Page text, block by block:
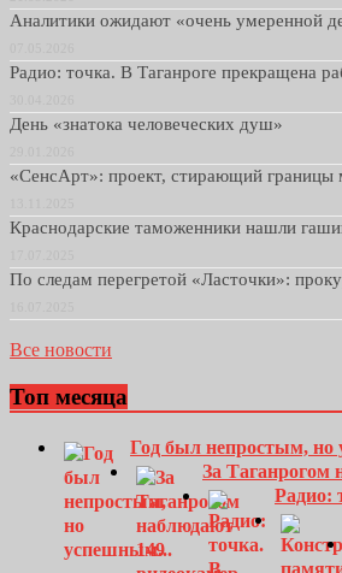
Аналитики ожидают «очень умеренной
Радио: точка. В Таганроге прекращена
День «знатока человеческих душ»
«СенсАрт»: проект, стирающий границы
Краснодарские таможенники нашли
По следам перегретой «Ласточки»:
Все новости
Топ месяца
Год был непростым,
За Таганрогом
Радио: